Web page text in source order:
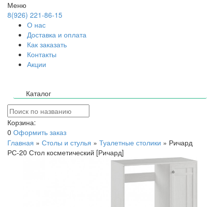
Меню
8(926) 221-86-15
О нас
Доставка и оплата
Как заказать
Контакты
Акции
Каталог
Корзина:
0 Оформить заказ
Главная » Столы и стулья » Туалетные столики » Ричард
РС-20 Стол косметический [Ричард]